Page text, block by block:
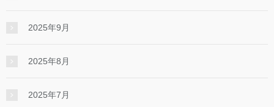
2025年9月
2025年8月
2025年7月